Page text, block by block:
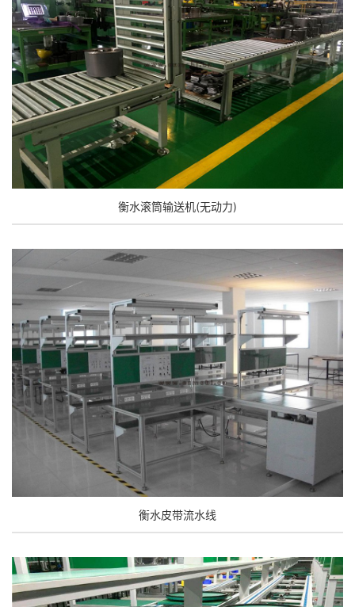
衡水滚筒输送机(无动力)
衡水皮带流水线